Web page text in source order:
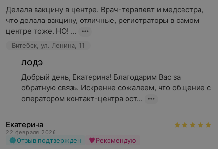
Делала вакцину в центре. Врач-терапевт и медсестра,
что делала вакцину, отличные, регистраторы в самом
центре тоже. НО! ...
Витебск, ул. Ленина, 11
ЛОДЭ
Добрый день, Екатерина! Благодарим Вас за
обратную связь. Искренне сожалеем, что общение с
оператором контакт-центра ост...
Екатерина
22 февраля 2026
Отзыв подтвержден Рекомендую